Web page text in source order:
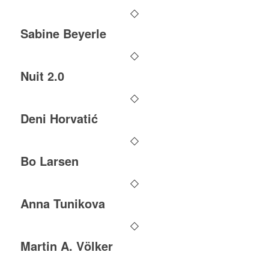
Sabine Beyerle
Nuit 2.0
Deni Horvatić
Bo Larsen
Anna Tunikova
Martin A. Völker